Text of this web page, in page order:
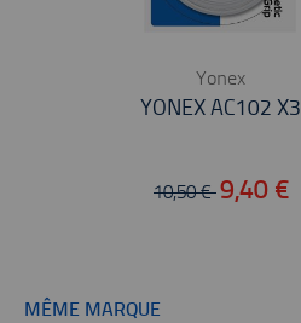
Yonex
YONEX AC102 X3
10,50 €9,40 €
MÊME MARQUE